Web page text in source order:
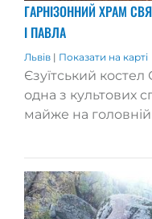
ГАРНІЗОННИЙ ХРАМ
І ПАВЛА
Львів | Показати на карті
Єзуїтський
одна з культових
майже на